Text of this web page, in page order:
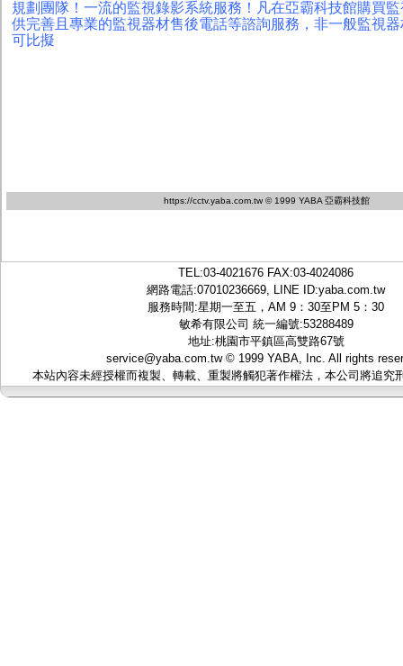
規劃團隊！一流的監視錄影系統服務！凡在亞霸科技館購買
供完善且專業的監視器材售後電話等諮詢服務，非一般監視
可比擬
https://cctv.yaba.com.tw© 1999 YABA 亞霸科技館
TEL:03-4021676 FAX:03-4024086
網路電話:07010236669, LINE ID:yaba.com.tw
服務時間:星期一至五，AM 9：30至PM 5：30
敏希有限公司 統一編號:53288489
地址:桃園市平鎮區高雙路67號
service@yaba.com.tw© 1999 YABA, Inc. All rights
本站內容未經授權而複製、轉載、重製將觸犯著作權法，本公司將追究